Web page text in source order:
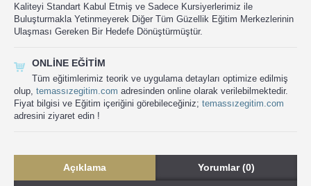
Kaliteyi Standart Kabul Etmiş ve Sadece Kursiyerlerimiz ile
Buluşturmakla Yetinmeyerek Diğer Tüm Güzellik Eğitim Merkezlerinin
Ulaşması Gereken Bir Hedefe Dönüştürmüştür.
ONLINE EĞITIM
Tüm eğitimlerimiz teorik ve uygulama detayları optimize edilmiş
olup, temassızegitim.com adresinden online olarak verilebilmektedir.
Fiyat bilgisi ve Eğitim içeriğini görebileceğiniz; temassızegitim.com
adresini ziyaret edin !
Açıklama Yorumlar (0)